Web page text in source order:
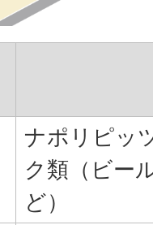
ナポリピ
ク類（ビー
ど）